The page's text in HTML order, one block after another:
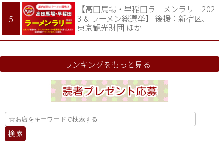
【高田馬場・早稲田ラーメンラリー202
3 & ラーメン総選挙】 後援：新宿区、
東京観光財団 ほか
ランキングをもっと見る